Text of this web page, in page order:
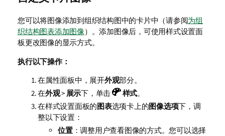
您可以将图像添加到组织结构图中的卡片中（请参阅为组
织结构图表添加图像）。添加图像后，可使用样式设置面
板更改图像的显示方式。
执行以下操作：
在属性面板中，展开外观部分。
在外观> 展示下，单击 样式。
在样式设置面板的图表选项卡上的图像选项下，调
整以下设置：
位置：调整用户查看图像的方式。您可以选择